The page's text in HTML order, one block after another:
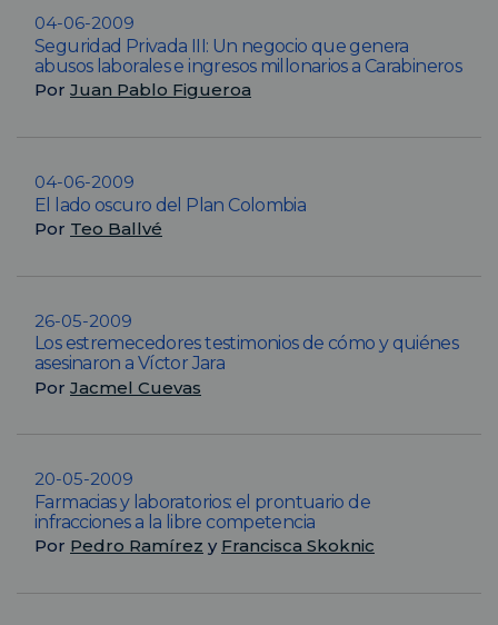
04-06-2009
Seguridad Privada III: Un negocio que genera
abusos laborales e ingresos millonarios a Carabineros
Por Juan Pablo Figueroa
04-06-2009
El lado oscuro del Plan Colombia
Por Teo Ballvé
26-05-2009
Los estremecedores testimonios de cómo y quiénes
asesinaron a Víctor Jara
Por Jacmel Cuevas
20-05-2009
Farmacias y laboratorios: el prontuario de
infracciones a la libre competencia
Por Pedro Ramírez y Francisca Skoknic